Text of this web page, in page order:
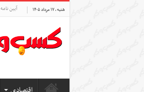
شنبه , ۱۷ مرداد ۱۴۰۵ آیین